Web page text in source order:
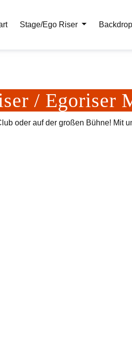
Stage/Ego Riser
/ Egoriser
oder auf der großen Bühne! Mit